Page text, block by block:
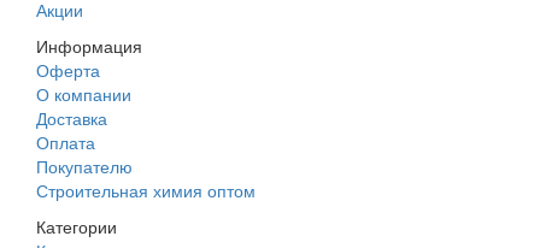
Акции
Информация
Оферта
О компании
Доставка
Оплата
Покупателю
Строительная химия оптом
Категории